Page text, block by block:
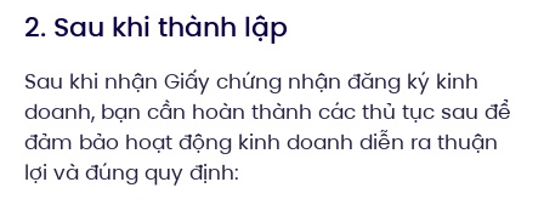
2. Sau khi thành lập
Sau khi nhận Giấy chứng nhận đăng ký kinh
doanh, bạn cần hoàn thành các thủ tục sau để
đảm bảo hoạt động kinh doanh diễn ra thuận
lợi và đúng quy định: